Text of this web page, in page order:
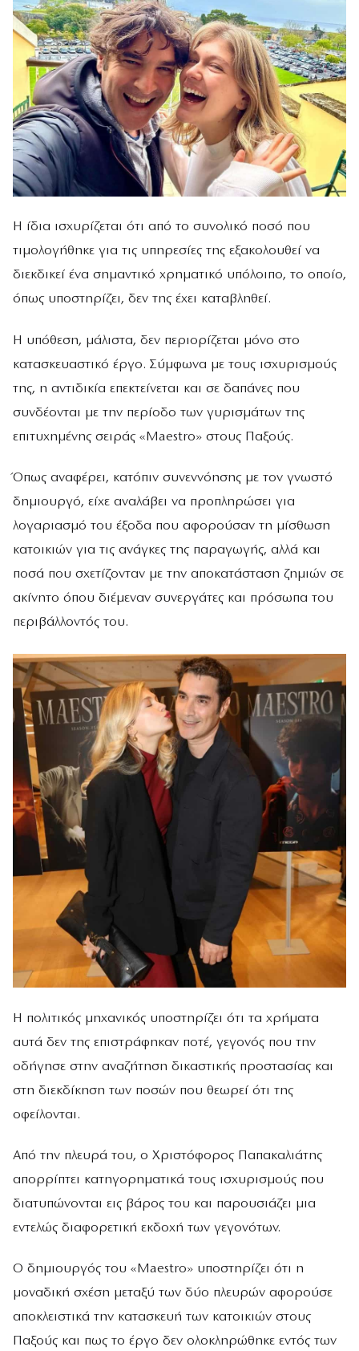
Η ίδια ισχυρίζεται ότι από το συνολικό ποσό που
τιμολογήθηκε για τις υπηρεσίες της εξακολουθεί να
διεκδικεί ένα σημαντικό χρηματικό υπόλοιπο, το οποίο,
όπως υποστηρίζει, δεν της έχει καταβληθεί.
Η υπόθεση, μάλιστα, δεν περιορίζεται μόνο στο
κατασκευαστικό έργο. Σύμφωνα με τους ισχυρισμούς
της, η αντιδικία επεκτείνεται και σε δαπάνες που
συνδέονται με την περίοδο των γυρισμάτων της
επιτυχημένης σειράς «Maestro» στους Παξούς.
Όπως αναφέρει, κατόπιν συνεννόησης με τον γνωστό
δημιουργό, είχε αναλάβει να προπληρώσει για
λογαριασμό του έξοδα που αφορούσαν τη μίσθωση
κατοικιών για τις ανάγκες της παραγωγής, αλλά και
ποσά που σχετίζονταν με την αποκατάσταση ζημιών σε
ακίνητο όπου διέμεναν συνεργάτες και πρόσωπα του
περιβάλλοντός του.
Η πολιτικός μηχανικός υποστηρίζει ότι τα χρήματα
αυτά δεν της επιστράφηκαν ποτέ, γεγονός που την
οδήγησε στην αναζήτηση δικαστικής προστασίας και
στη διεκδίκηση των ποσών που θεωρεί ότι της
οφείλονται.
Από την πλευρά του, ο Χριστόφορος Παπακαλιάτης
απορρίπτει κατηγορηματικά τους ισχυρισμούς που
διατυπώνονται εις βάρος του και παρουσιάζει μια
εντελώς διαφορετική εκδοχή των γεγονότων.
Ο δημιουργός του «Maestro» υποστηρίζει ότι η
μοναδική σχέση μεταξύ των δύο πλευρών αφορούσε
αποκλειστικά την κατασκευή των κατοικιών στους
Παξούς και πως το έργο δεν ολοκληρώθηκε εντός των